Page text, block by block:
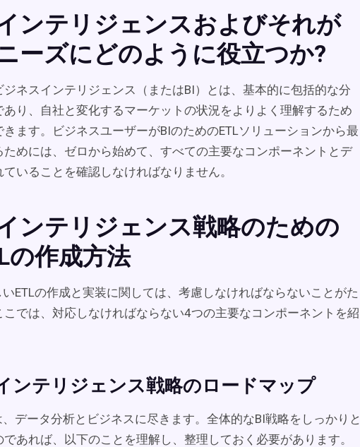
ンテリジェンスおよびそれが
ーズにどのように役立つか?
ネスインテリジェンス（またはBI）とは、基本的に包括的な分
り、自社と変化するマーケットの状況をよりよく理解するため
ます。ビジネスユーザーがBIのためのETLソリューションから最
めには、ゼロから始めて、すべての主要なコンポーネントとデ
いることを確認しなければなりません。
ンテリジェンス戦略のための
の作成方法
ETLの作成と実装に関しては、考慮しなければならないことがた
こでは、対応しなければならない4つの主要なコンポーネントを紹
ンテリジェンス戦略のロードマップ
データ分析とビジネスに尽きます。全体的なBI戦略をしっかりと
あれば、以下のことを理解し、整理しておく必要があります。